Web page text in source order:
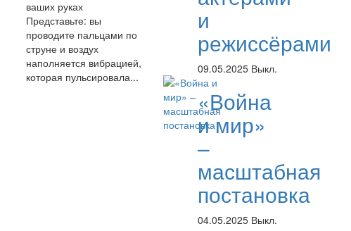
ваших руках
Представьте: вы
проводите пальцами по
струне и воздух
наполняется вибрацией,
которая пульсировала...
и
режиссёрами
09.05.2025 Выкл.
«Война
и мир»
–
масштабная
постановка
04.05.2025 Выкл.